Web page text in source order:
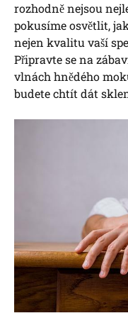
rozhodně nejsou
pokusíme osvětlit,
nejen kvalitu vaší
Připravte se na
vlnách hnědého
budete chtít dát